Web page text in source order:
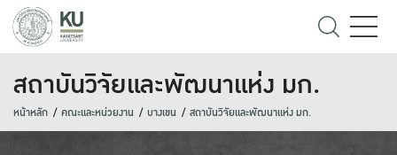
สถาบันวิจัยและพัฒนาแห่ง มก.
หน้าหลัก คณะและหน่วยงาน บางเขน สถาบันวิจัยและพัฒนาแห่ง มก.